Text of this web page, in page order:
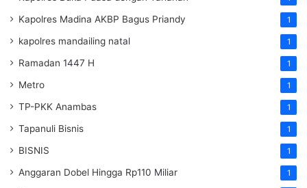
Kapolres Madina AKBP Bagus Priandy 1
kapolres mandailing natal 1
Ramadan 1447 H 1
Metro 1
TP-PKK Anambas 1
Tapanuli Bisnis 1
BISNIS 1
Anggaran Dobel Hingga Rp110 Miliar 1